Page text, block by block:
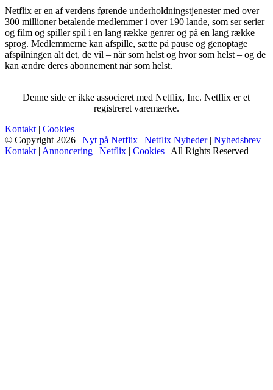
Netflix er en af verdens førende underholdningstjenester med over
300 millioner betalende medlemmer i over 190 lande, som ser serier
og film og spiller spil i en lang række genrer og på en lang række
sprog. Medlemmerne kan afspille, sætte på pause og genoptage
afspilningen alt det, de vil – når som helst og hvor som helst – og de
kan ændre deres abonnement når som helst.
Denne side er ikke associeret med Netflix, Inc. Netflix er et
registreret varemærke.
Kontakt | Cookies
© Copyright 2026 | Nyt på Netflix | Netflix Nyheder| Nyhedsbrev |
Kontakt | Annoncering | Netflix | Cookies | All Rights Reserved